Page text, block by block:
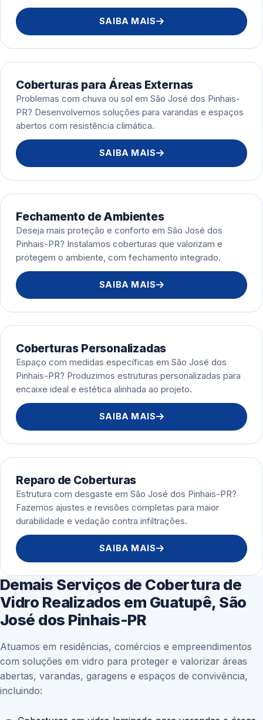
SAIBA MAIS
Coberturas para Áreas Externas
Problemas com chuva ou sol em São José dos Pinhais-
PR? Desenvolvemos soluções para varandas e espaços
abertos com resistência climática.
SAIBA MAIS
Fechamento de Ambientes
Deseja mais proteção e conforto em São José dos
Pinhais-PR? Instalamos coberturas que valorizam e
protegem o ambiente, com fechamento integrado.
SAIBA MAIS
Coberturas Personalizadas
Espaço com medidas específicas em São José dos
Pinhais-PR? Produzimos estruturas personalizadas para
encaixe ideal e estética alinhada ao projeto.
SAIBA MAIS
Reparo de Coberturas
Estrutura com desgaste em São José dos Pinhais-PR?
Fazemos ajustes e revisões completas para maior
durabilidade e vedação contra infiltrações.
SAIBA MAIS
Demais Serviços de Cobertura de
Vidro Realizados em Guatupê, São
José dos Pinhais-PR
Atuamos em residências, comércios e empreendimentos
com soluções em vidro para proteger e valorizar áreas
abertas, varandas, garagens e espaços de convivência,
incluindo: